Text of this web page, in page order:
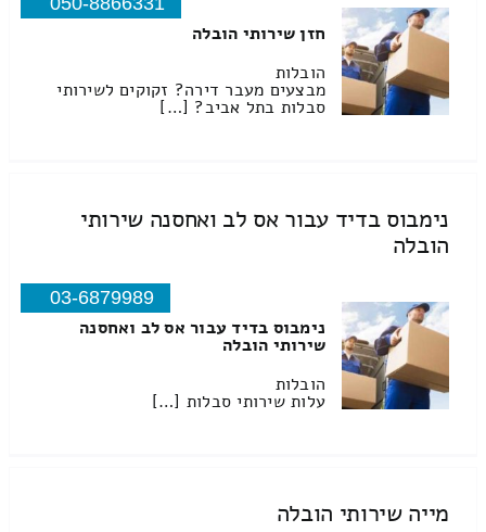
חזן שירותי הובלה
הובלות
מבצעים מעבר דירה? זקוקים לשירותי
סבלות בתל אביב? […]
נימבוס בדיד עבור אס לב ואחסנה שירותי
הובלה
03-6879989
נימבוס בדיד עבור אס לב ואחסנה
שירותי הובלה
הובלות
עלות שירותי סבלות […]
מייה שירותי הובלה